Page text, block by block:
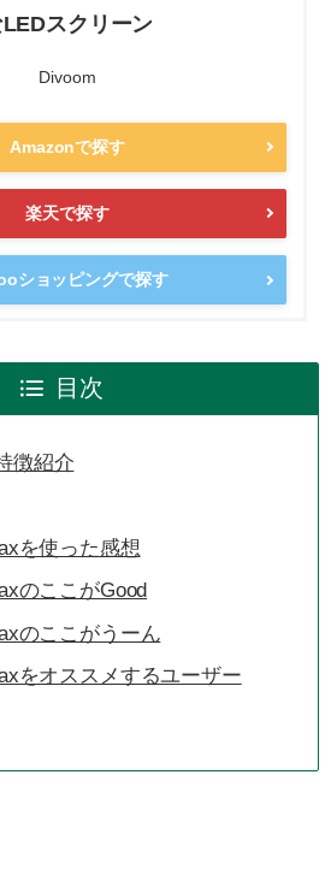
スクリーン
Divoom
Amazonで探す
楽天で探す
ショッピングで探す
目次
徴紹介
を使った感想
のここがGood
のここがうーん
をオススメするユーザー